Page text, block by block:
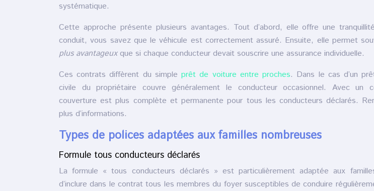
systématique.
Cette approche présente plusieurs avantages. Tout d’abord, elle offre une
conduit, vous savez que le véhicule est correctement assuré. Ensuite, elle permet
plus avantageuxque si chaque conducteur devait souscrire une assurance individuelle.
Ces contrats diffèrent du simpleprêt de voiture entre proches. Dans le cas d’un
civile du propriétaire couvre généralement le conducteur occasionnel. Avec un
couverture est plus complète et permanente pour tous les conducteurs déclarés.
plus d’informations.
Types de polices adaptées aux familles nombreuses
Formule tous conducteurs déclarés
La formule « tous conducteurs déclarés » est particulièrement adaptée aux
d’inclure dans le contrat tous les membres du foyer susceptibles de conduire